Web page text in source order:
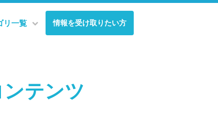
リ一覧 情報を受け取りたい方
テンツ